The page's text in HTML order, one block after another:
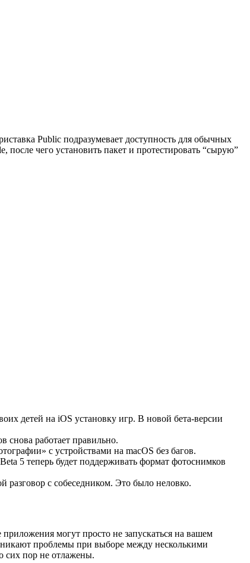
Public подразумевает доступность для обычных
чего установить пакет и протестировать “сырую”
детей на iOS установку игр. В новой бета-версии
снова работает правильно.
с устройствами на macOS без багов.
5 теперь будет поддерживать формат фотоснимков
разговор с собеседником. Это было неловко.
могут просто не запускаться на вашем
проблемы при выборе между несколькими
сих пор не отлажены.